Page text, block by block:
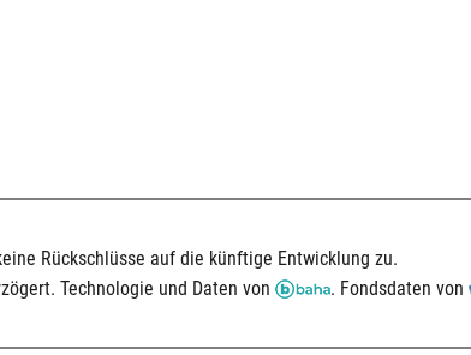
Rückschlüsse auf die künftige Entwicklung zu.
Technologie und Daten von . Fondsdaten von